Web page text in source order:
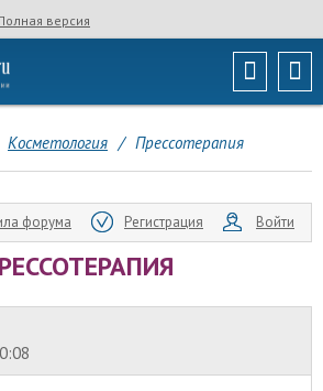
версия
Косметология / Прессотерапия
форума Регистрация Войти